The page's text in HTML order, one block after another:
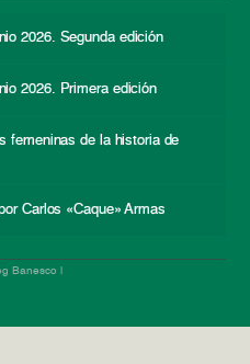
2026. Segunda edición
2026. Primera edición
femeninas de la historia de
Carlos «Caque» Armas
Banesco |